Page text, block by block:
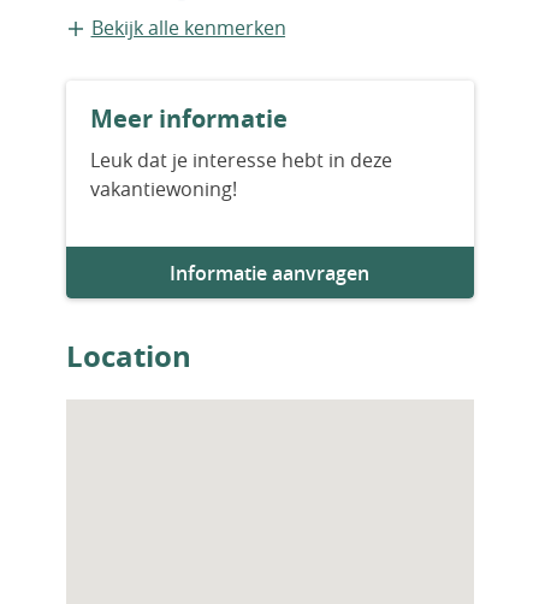
banken etc. Dit project verenigt golf,
Vrijstaande recreatiewoning
Nieuwbouw
Aantal slaapkamers
Aantal badkamers
Woningfaciliteiten
Bekijk alle kenmerken
Meer informatie
Leuk dat je interesse hebt in deze
vakantiewoning!
Informatie aanvragen
Location